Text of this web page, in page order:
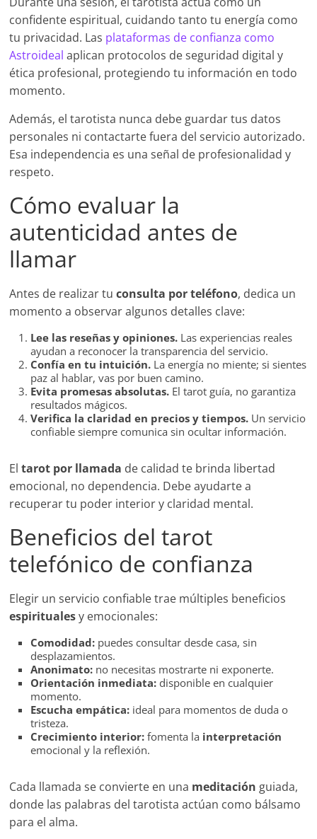
confidente espiritual, cuidando tanto tu energía como
tu privacidad. Las plataformas de confianza como
Astroidealaplican protocolos de seguridad digital y
ética profesional, protegiendo tu información en todo
momento.
Además, el tarotista nunca debe guardar tus datos
personales ni contactarte fuera del servicio autorizado.
Esa independencia es una señal de profesionalidad y
respeto.
Cómo evaluar la
autenticidad antes de
llamar
Antes de realizar tuconsulta por teléfono, dedica un
momento a observar algunos detalles clave:
Lee las reseñas y opiniones. Las experiencias reales
ayudan a reconocer la transparencia del servicio.
Confía en tu intuición. La energía no miente; si sientes
paz al hablar, vas por buen camino.
Evita promesas absolutas. El tarot guía, no garantiza
resultados mágicos.
Verifica la claridad en precios y tiempos. Un servicio
confiable siempre comunica sin ocultar información.
Eltarot por llamada de calidad te brinda libertad
emocional, no dependencia. Debe ayudarte a
recuperar tu poder interior y claridad mental.
Beneficios del tarot
telefónico de confianza
Elegir un servicio confiable trae múltiples beneficios
espiritualesy emocionales:
Comodidad: puedes consultar desde casa, sin
desplazamientos.
Anonimato: no necesitas mostrarte ni exponerte.
Orientación inmediata: disponible en cualquier
momento.
Escucha empática: ideal para momentos de duda o
tristeza.
Crecimiento interior: fomenta la interpretación
emocional y la reflexión.
Cada llamada se convierte en una meditación guiada,
donde las palabras del tarotista actúan como bálsamo
para el alma.